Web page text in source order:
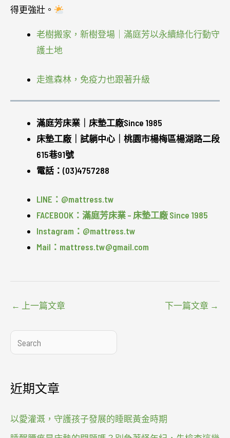
得更強壯。
老樹搬家，新樹登場｜滿庭芳以永續綠化行動守
護土地
走進森林，免疫力也跟著升級
滿庭芳床業｜床墊工廠Since 1985
床墊工廠｜試躺中心｜桃園市楊梅區楊湖路二段
615巷91號
電話：(03)4757288
LINE：@mattress.tw
FACEBOOK：滿庭芳床業 – 床墊工廠 Since 1985
Instagram：@mattress.tw
Mail：mattress.tw@gmail.com
← 上一篇文章 下一篇文章 →
搜
尋
近期文章
以愛灌溉，守護孩子發展的睡眠黃金時期